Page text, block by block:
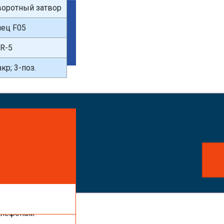
затвор
F05
5
3-поз.